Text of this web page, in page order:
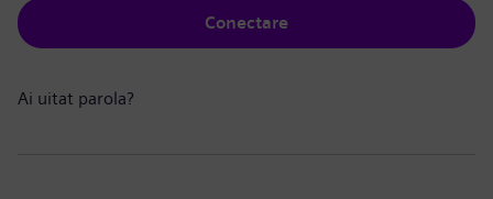
Conectare
Ai uitat parola?